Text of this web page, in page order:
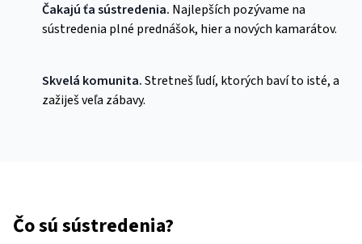
Čakajú ťa sústredenia. Najlepších pozývame na
sústredenia plné prednášok, hier a nových kamarátov.
Skvelá komunita.Stretneš ľudí, ktorých baví to isté, a
zažiješ veľa zábavy.
Čo sú sústredenia?